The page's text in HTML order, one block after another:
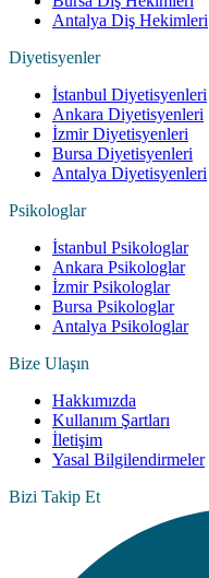
Antalya Diş Hekimleri
Diyetisyenler
İstanbul Diyetisyenleri
Ankara Diyetisyenleri
İzmir Diyetisyenleri
Bursa Diyetisyenleri
Antalya Diyetisyenleri
Psikologlar
İstanbul Psikologlar
Ankara Psikologlar
İzmir Psikologlar
Bursa Psikologlar
Antalya Psikologlar
Bize Ulaşın
Hakkımızda
Kullanım Şartları
İletişim
Yasal Bilgilendirmeler
Bizi Takip Et